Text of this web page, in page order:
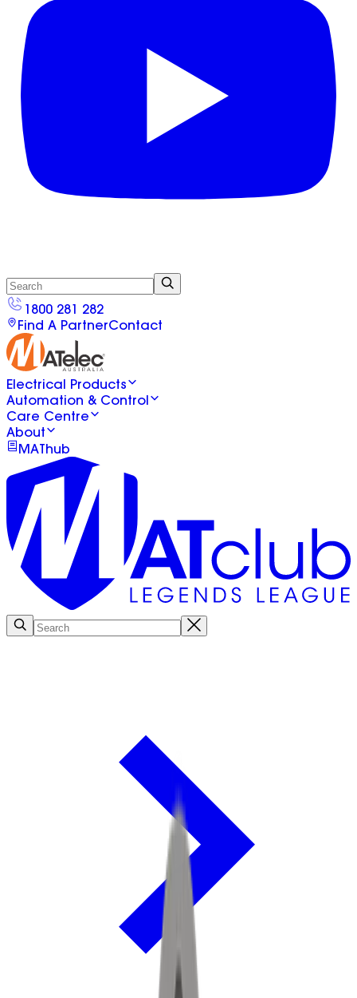
1800 281 282
Find A PartnerContact
Electrical Products
Automation & Control
Care Centre
About
MAThub